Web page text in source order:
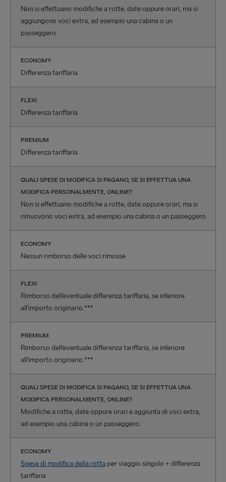
Non si effettuano modifiche a rotte, date oppure orari, ma si
aggiungono voci extra, ad esempio una cabina o un
passeggero.
ECONOMY
Differenza tariffaria
FLEXI
Differenza tariffaria
PREMIUM
Differenza tariffaria
QUALI SPESE DI MODIFICA SI PAGANO, SE SI EFFETTUA UNA
MODIFICA PERSONALMENTE, ONLINE?
Non si effettuano modifiche a rotte, date oppure orari, ma si
rimuovono voci extra, ad esempio una cabina o un passeggero.
ECONOMY
Nessun rimborso delle voci rimosse
FLEXI
Rimborso dell’eventuale differenza tariffaria, se inferiore
all’importo originario.***
PREMIUM
Rimborso dell’eventuale differenza tariffaria, se inferiore
all’importo originario.***
QUALI SPESE DI MODIFICA SI PAGANO, SE SI EFFETTUA UNA
MODIFICA PERSONALMENTE, ONLINE?
Modifiche a rotte, date oppure orari e aggiunta di voci extra,
ad esempio una cabina o un passeggero.
ECONOMY
Spese di modifica della rotta per viaggio singolo + differenza
tariffaria